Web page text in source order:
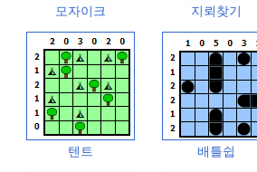
모자이크 지뢰찾기
텐트 배틀쉽